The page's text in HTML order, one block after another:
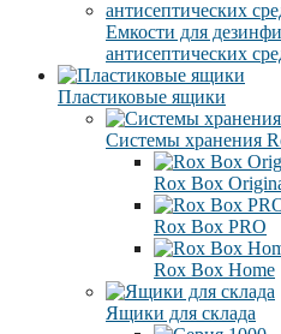
Емкости для
антисептических
Пластиковые ящики
Системы хранения
Rox Box
Rox Box PRO
Rox Box Home
Ящики для склада